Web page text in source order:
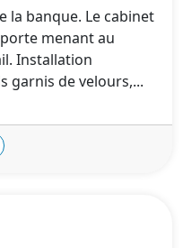
la banque. Le cabinet
menant au
Installation
garnis de velours,...